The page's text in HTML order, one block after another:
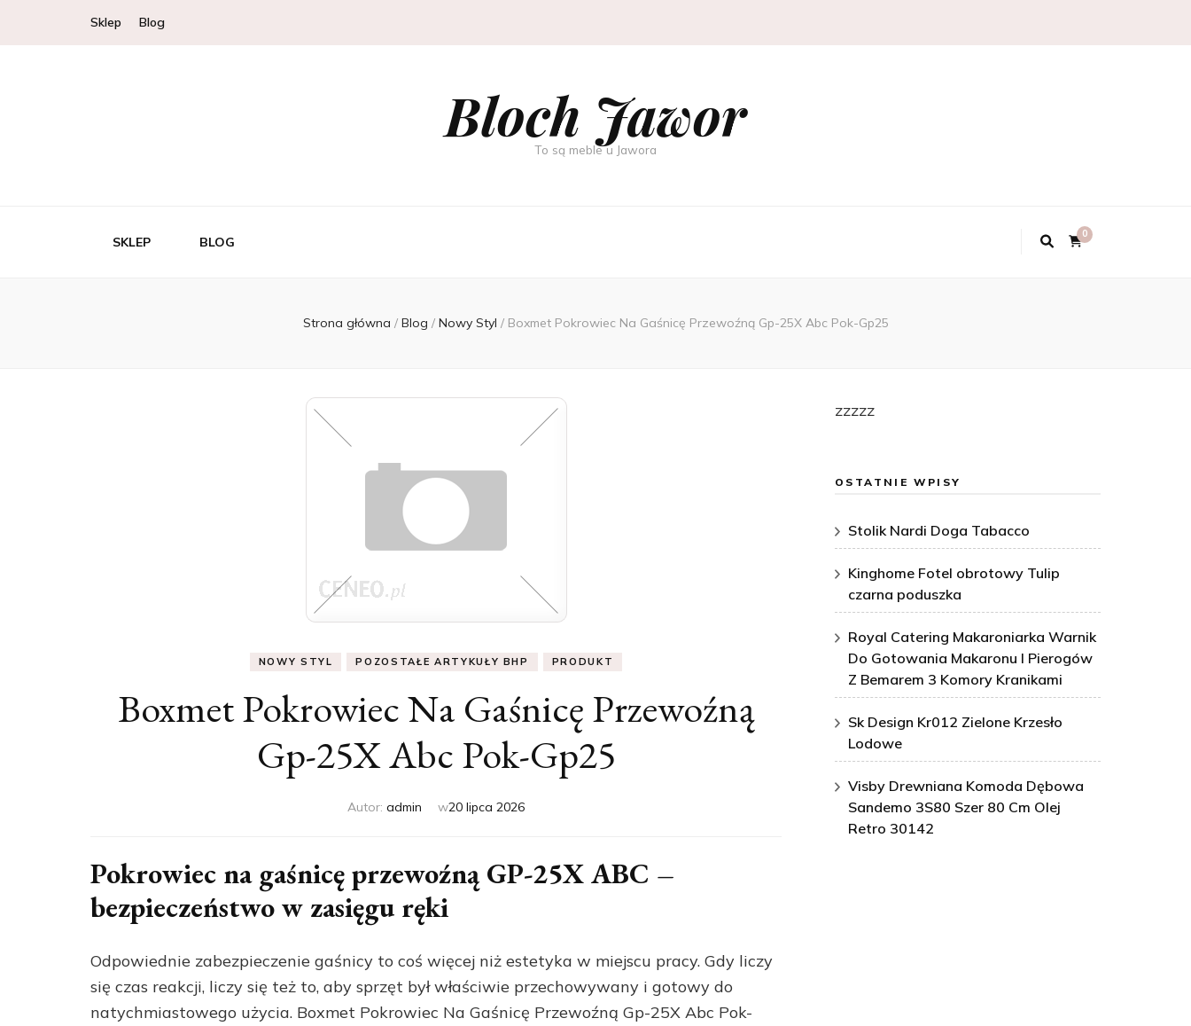
Sklep Blog
Bloch Jawor
To są meble u Jawora
SKLEP BLOG
0
Strona główna / Blog / Nowy Styl / Boxmet Pokrowiec Na Gaśnicę Przewoźną Gp-25X Abc Pok-Gp25
NOWY STYL POZOSTAŁE ARTYKUŁY BHP PRODUKT
Boxmet Pokrowiec Na Gaśnicę Przewoźną
Gp-25X Abc Pok-Gp25
Autor: admin w20 lipca 2026
Pokrowiec na gaśnicę przewoźną GP-25X ABC –
bezpieczeństwo w zasięgu ręki
Odpowiednie zabezpieczenie gaśnicy to coś więcej niż estetyka w miejscu pracy. Gdy liczy
się czas reakcji, liczy się też to, aby sprzęt był właściwie przechowywany i gotowy do
natychmiastowego użycia. Boxmet Pokrowiec Na Gaśnicę Przewoźną Gp-25X Abc Pok-
zzzzz
OSTATNIE WPISY
Stolik Nardi Doga Tabacco
Kinghome Fotel obrotowy Tulip
czarna poduszka
Royal Catering Makaroniarka Warnik
Do Gotowania Makaronu I Pierogów
Z Bemarem 3 Komory Kranikami
Sk Design Kr012 Zielone Krzesło
Lodowe
Visby Drewniana Komoda Dębowa
Sandemo 3S80 Szer 80 Cm Olej
Retro 30142